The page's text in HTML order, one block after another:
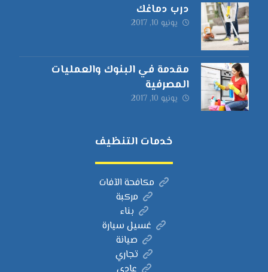
درب دماغك
يونيو 10, 2017
مقدمة في البنوك والعمليات
المصرفية
يونيو 10, 2017
خدمات التنظيف
مكافحة الآفات
مركبة
بناء
غسيل سيارة
صيانة
تجاري